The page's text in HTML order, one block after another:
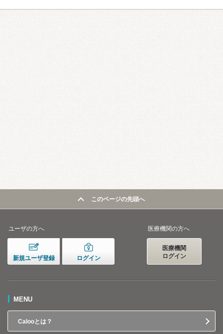
このページの先頭へ
ユーザの方へ
新規ユーザ登録 ログイン
医療機関の方へ
医療機関
ログイン
MENU
Calooとは？